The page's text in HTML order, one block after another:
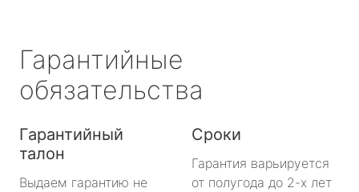
Гарантийные
обязательства
Гарантийный
талон
Выдаем гарантию не
Сроки
Гарантия варьируется
от полугода до 2-х лет